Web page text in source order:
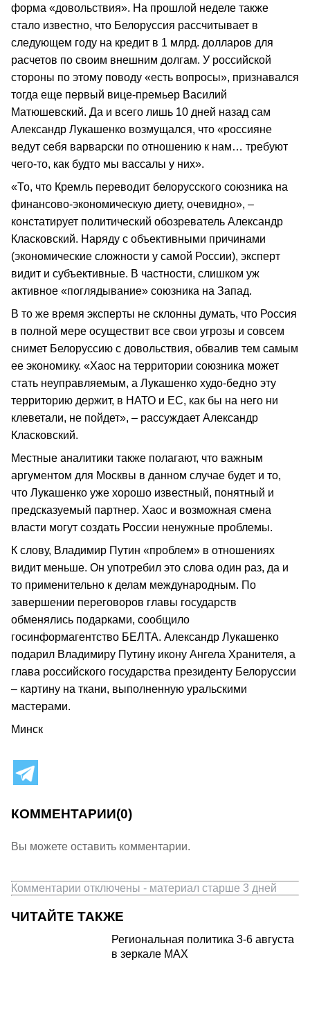
форма «довольствия». На прошлой неделе также
стало известно, что Белоруссия рассчитывает в
следующем году на кредит в 1 млрд. долларов для
расчетов по своим внешним долгам. У российской
стороны по этому поводу «есть вопросы», признавался
тогда еще первый вице-премьер Василий
Матюшевский. Да и всего лишь 10 дней назад сам
Александр Лукашенко возмущался, что «россияне
ведут себя варварски по отношению к нам… требуют
чего-то, как будто мы вассалы у них».
«То, что Кремль переводит белорусского союзника на
финансово-экономическую диету, очевидно», –
констатирует политический обозреватель Александр
Класковский. Наряду с объективными причинами
(экономические сложности у самой России), эксперт
видит и субъективные. В частности, слишком уж
активное «поглядывание» союзника на Запад.
В то же время эксперты не склонны думать, что Россия
в полной мере осуществит все свои угрозы и совсем
снимет Белоруссию с довольствия, обвалив тем самым
ее экономику. «Хаос на территории союзника может
стать неуправляемым, а Лукашенко худо-бедно эту
территорию держит, в НАТО и ЕС, как бы на него ни
клеветали, не пойдет», – рассуждает Александр
Класковский.
Местные аналитики также полагают, что важным
аргументом для Москвы в данном случае будет и то,
что Лукашенко уже хорошо известный, понятный и
предсказуемый партнер. Хаос и возможная смена
власти могут создать России ненужные проблемы.
К слову, Владимир Путин «проблем» в отношениях
видит меньше. Он употребил это слова один раз, да и
то применительно к делам международным. По
завершении переговоров главы государств
обменялись подарками, сообщило
госинформагентство БЕЛТА. Александр Лукашенко
подарил Владимиру Путину икону Ангела Хранителя, а
глава российского государства президенту Белоруссии
– картину на ткани, выполненную уральскими
мастерами.
Минск
КОММЕНТАРИИ(0)
Вы можете оставить комментарии.
Комментарии отключены - материал старше 3 дней
ЧИТАЙТЕ ТАКЖЕ
Региональная политика 3-6 августа
в зеркале MAX